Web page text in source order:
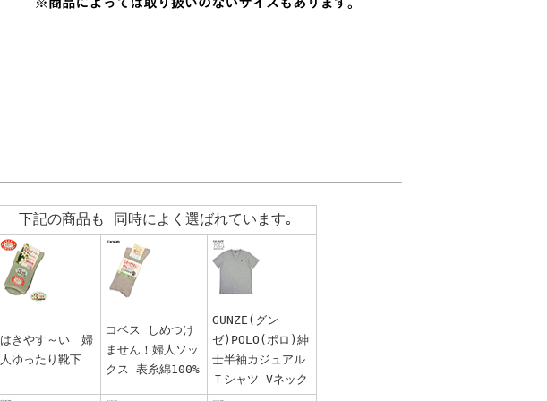
下記の商品も 同時によく選ばれています｡
はきやす～い 婦
人ゆったり靴下
コベス しめつけ
ません！婦人ソッ
クス 表糸綿100%
GUNZE(グン
ゼ)POLO(ポロ)紳
士半袖カジュアル
Ｔシャツ Vネック